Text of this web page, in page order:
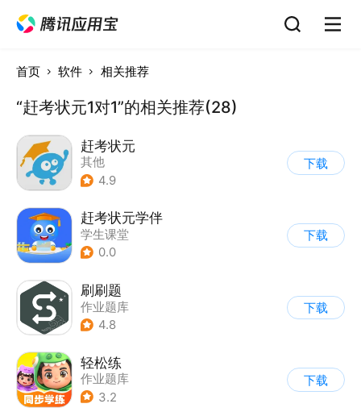
首页 软件 相关推荐
“赶考状元1对1”的相关推荐(28)
赶考状元
其他
4.9
下载
赶考状元学伴
学生课堂
0.0
下载
刷刷题
作业题库
4.8
下载
轻松练
作业题库
3.2
下载